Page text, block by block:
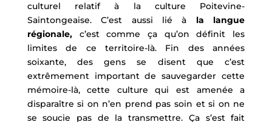
culturel relatif à la culture Poitevine-
Saintongeaise. C’est aussi lié à la langue
régionale,c’est comme ça qu’on définit les
limites de ce territoire-là. Fin des années
soixante, des gens se disent que c’est
extrêmement important de sauvegarder cette
mémoire-là, cette culture qui est amenée a
disparaître si on n’en prend pas soin et si on ne
se soucie pas de la transmettre. Ça s’est fait